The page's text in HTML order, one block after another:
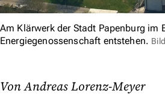
Am Klärwerk der Stadt Papenburg im
Energiegenossenschaft entstehen.
Von Andreas Lorenz-Meyer